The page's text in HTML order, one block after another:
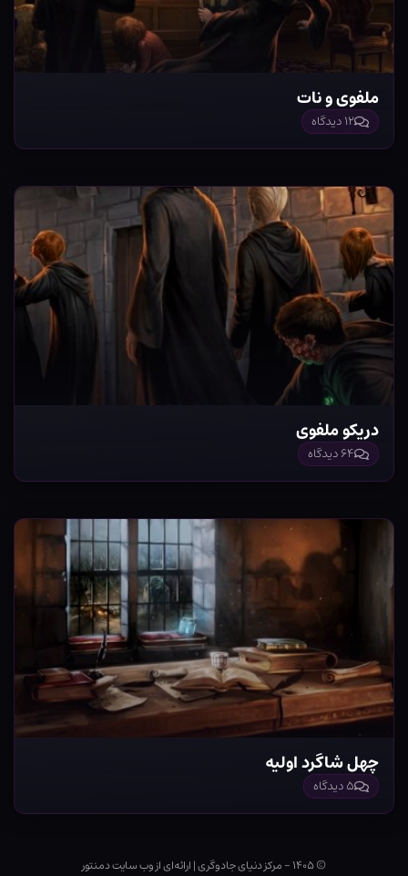
ملفوی و نات
۱۲ دیدگاه
دریکو ملفوی
۶۴ دیدگاه
چهل شاگرد اولیه
۵ دیدگاه
© ۱۴۰۵ - مرکز دنیای جادوگری |ارائه‌ای از وب ‌سایت دمنتور